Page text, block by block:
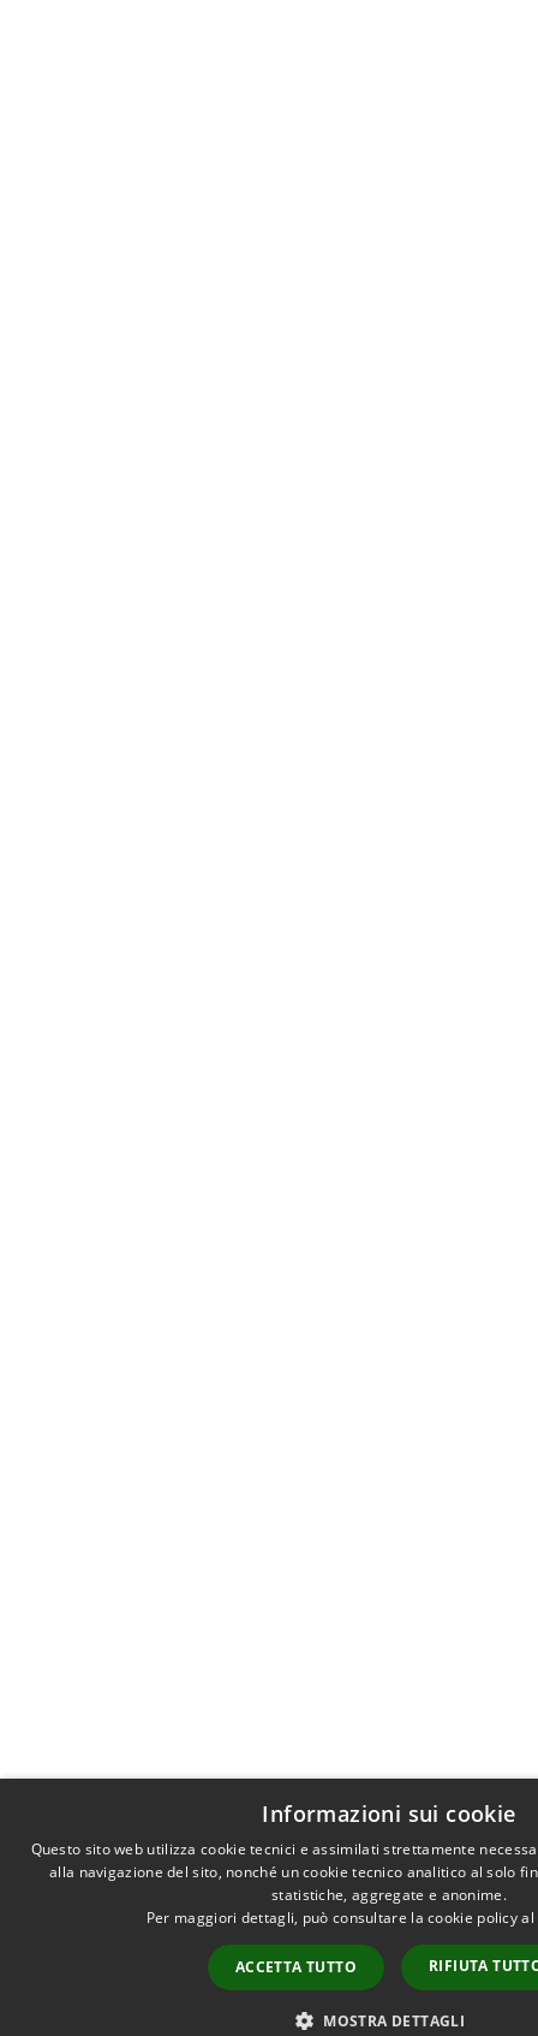
Informazioni sui cookie
Questo sito web utilizza cookie tecnici e assimilati strettamente
alla navigazione del sito, nonché un cookie tecnico analitico al solo
statistiche, aggregate e anonime.
Per maggiori dettagli, può consultare la cookie policy
ACCETTA TUTTO RIFIUTA
MOSTRA DETTAGLI